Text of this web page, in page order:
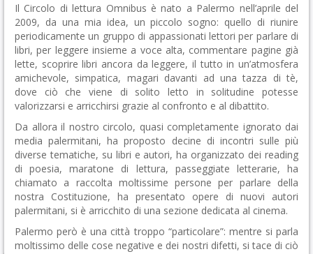
Il Circolo di lettura Omnibus è nato a Palermo nell’aprile del
2009, da una mia idea, un piccolo sogno: quello di riunire
periodicamente un gruppo di appassionati lettori per parlare di
libri, per leggere insieme a voce alta, commentare pagine già
lette, scoprire libri ancora da leggere, il tutto in un’atmosfera
amichevole, simpatica, magari davanti ad una tazza di tè,
dove ciò che viene di solito letto in solitudine potesse
valorizzarsi e arricchirsi grazie al confronto e al dibattito.
Da allora il nostro circolo, quasi completamente ignorato dai
media palermitani, ha proposto decine di incontri sulle più
diverse tematiche, su libri e autori, ha organizzato dei reading
di poesia, maratone di lettura, passeggiate letterarie, ha
chiamato a raccolta moltissime persone per parlare della
nostra Costituzione, ha presentato opere di nuovi autori
palermitani, si è arricchito di una sezione dedicata al cinema.
Palermo però è una città troppo “particolare”: mentre si parla
moltissimo delle cose negative e dei nostri difetti, si tace di ciò